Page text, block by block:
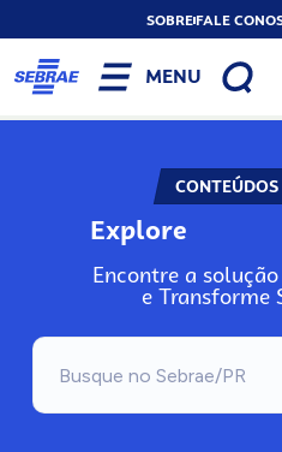
SOBREFALE
MENU
Explore
Encontre a
e Transforme